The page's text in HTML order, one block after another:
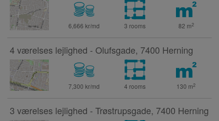
6,666 kr/md 3 rooms 82 m2
4 værelses lejlighed - Olufsgade, 7400 Herning
7,300 kr/md 4 rooms 130 m2
3 værelses lejlighed - Trøstrupsgade, 7400 Herning